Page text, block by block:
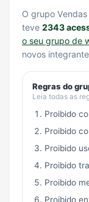
O grupo
teve 2343
o seu grupo de
novos
Regras do
Leia todas as
Proibido
Proibido
Proibido
Proibido
Proibido
Proibido